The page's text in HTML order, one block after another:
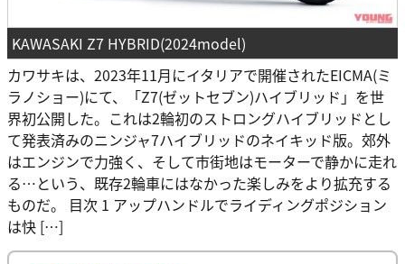
KAWASAKI Z7 HYBRID(2024model)
カワサキは、2023年11月にイタリアで開催されたEICMA(ミ
ラノショー)にて、「Z7(ゼットセブン)ハイブリッド」を世
界初公開した。これは2輪初のストロングハイブリッドとし
て発表済みのニンジャ7ハイブリッドのネイキッド版。郊外
はエンジンで力強く、そして市街地はモーターで静かに走れ
る…という、既存2輪車にはなかった楽しみをより拡充する
ものだ。 目次 1 アップハンドルでライディングポジション
は快 […]